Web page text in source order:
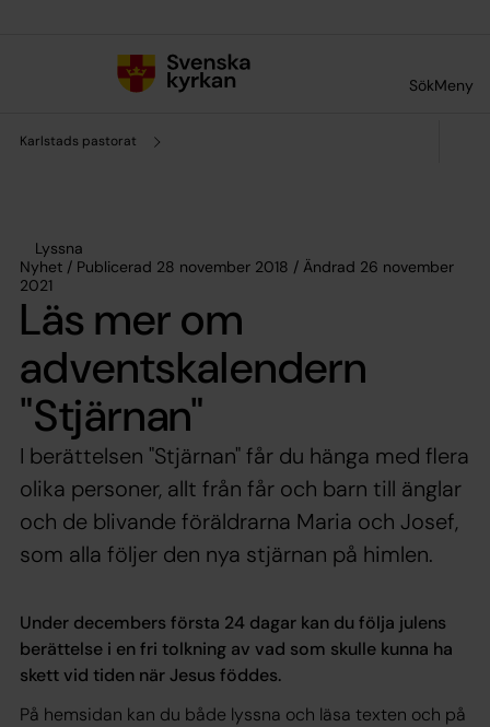
SökMeny
Karlstads pastorat
Lyssna
Nyhet / Publicerad 28 november 2018 / Ändrad 26 november
2021
Läs mer om
adventskalendern
"Stjärnan"
I berättelsen "Stjärnan" får du hänga med flera
olika personer, allt från får och barn till änglar
och de blivande föräldrarna Maria och Josef,
som alla följer den nya stjärnan på himlen.
Under decembers första 24 dagar kan du följa julens
berättelse i en fri tolkning av vad som skulle kunna ha
skett vid tiden när Jesus föddes.
På hemsidan kan du både lyssna och läsa texten och på